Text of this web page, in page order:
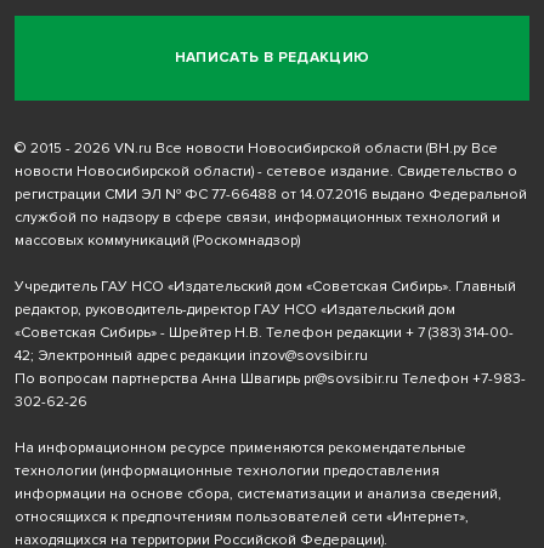
НАПИСАТЬ В РЕДАКЦИЮ
© 2015 - 2026 VN.ru Все новости Новосибирской области (ВН.ру Все
новости Новосибирской области) - сетевое издание. Свидетельство о
регистрации СМИ ЭЛ № ФС 77-66488 от 14.07.2016 выдано Федеральной
службой по надзору в сфере связи, информационных технологий и
массовых коммуникаций (Роскомнадзор)
Учредитель ГАУ НСО «Издательский дом «Советская Сибирь». Главный
редактор, руководитель-директор ГАУ НСО «Издательский дом
«Советская Сибирь» - Шрейтер Н.В. Телефон редакции + 7 (383) 314-00-
42; Электронный адрес редакции inzov@sovsibir.ru
По вопросам партнерства Анна Швагирь pr@sovsibir.ru Телефон +7-983-
302-62-26
На информационном ресурсе применяются рекомендательные
технологии (информационные технологии предоставления
информации на основе сбора, систематизации и анализа сведений,
относящихся к предпочтениям пользователей сети «Интернет»,
находящихся на территории Российской Федерации).